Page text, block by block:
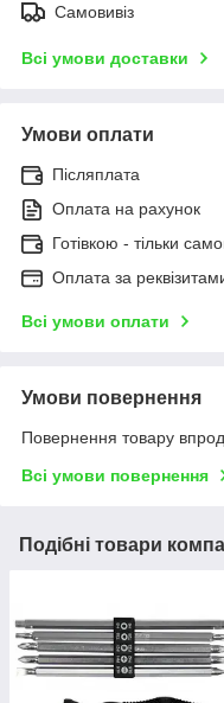
Самовивіз
Всі умови доставки
Умови оплати
Післяплата
Оплата на рахунок
Готівкою - тільки
Оплата за
Всі умови оплати
Умови повернення
Повернення товару
Всі умови повернення
Подібні товари